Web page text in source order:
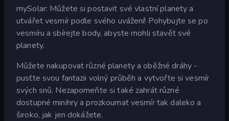
mySolar: Můžete si postavit své vlastní planety a
utvářet vesmír podle svého uvážení! Pohybujte se po
vesmíru a sbírejte body, abyste mohli stavět své
planety.
Můžete nakupovat různé planety a oběžné dráhy -
pusťte svou fantazii volný průběh a vytvořte si vesmír
svých snů. Nezapomeňte si také zahrát různé
dostupné minihry a prozkoumat vesmír tak daleko a
široko, jak jen dokážete.